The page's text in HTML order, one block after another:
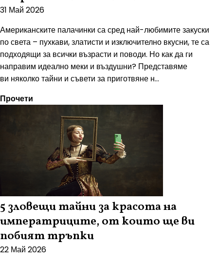
31 Май 2026
Американските палачинки са сред най-любимите закуски
по света – пухкави, златисти и изключително вкусни, те са
подходящи за всички възрасти и поводи. Но как да ги
направим идеално меки и въздушни? Представяме
ви няколко тайни и съвети за приготвяне н...
Прочети
5 зловещи тайни за красота на
императриците, от които ще ви
побият тръпки
22 Май 2026